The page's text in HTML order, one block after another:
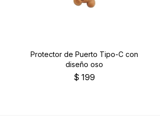
Protector de Puerto Tipo-C con
diseño oso
$ 199